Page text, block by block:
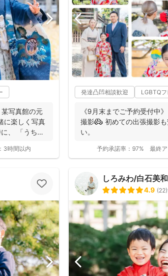
写真館の元
に楽しく写真
、 「うち
3時間以内
発達凸凹相談歓迎 LGBTQ
《9月末までご予約受付中
撮影🚗 初めての出張撮影
い。
予約承諾率： 97% 最終ア
しろみわ/白石美和
4.9 (22)